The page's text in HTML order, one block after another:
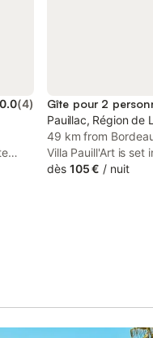
(4)
for
Gîte pour 2
Pauillac, Région de
49 km from
Villa Pauill'Art is set
rooms with free
dès 105 € / nuit